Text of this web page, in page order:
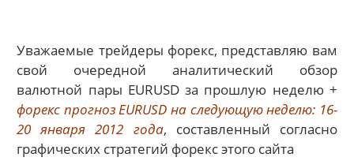
Уважаемые трейдеры форекс, представляю вам
свой очередной аналитический обзор
валютной пары EURUSD за прошлую неделю +
форекс прогноз EURUSD на следующую неделю: 16-
20 января 2012 года, составленный согласно
графических стратегий форекс этого сайта